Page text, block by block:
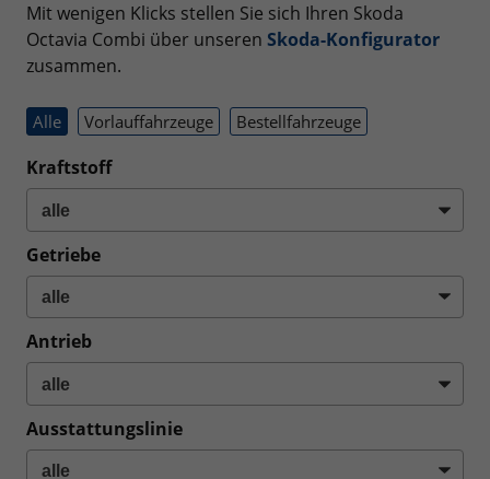
Mit wenigen Klicks stellen Sie sich Ihren Skoda
Octavia Combi über unseren Skoda-Konfigurator
zusammen.
Alle Vorlauffahrzeuge Bestellfahrzeuge
Kraftstoff
Getriebe
Antrieb
Ausstattungslinie